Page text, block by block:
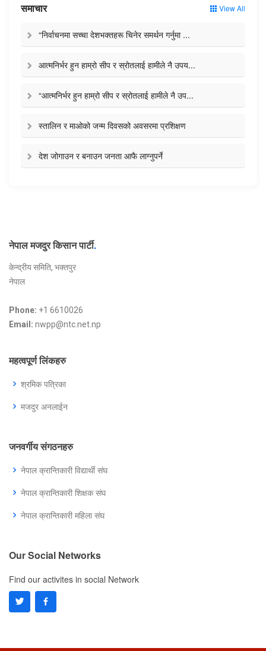
समाचार View All
“निर्वाचनमा सच्चा देशभक्तहरू चिनेर समर्थन गर्नुमा ...
आत्मनिर्भर हुन हाम्रो सीप र स्रोतलाई हामीले नै उपय...
“आत्मनिर्भर हुन हाम्रो सीप र स्रोतलाई हामीले नै उप...
स्तालिन र माओको जन्म दिवसको अवसरमा प्रशिक्षण
देश जोगाउन र बनाउन जनता आफै लाग्नुपर्ने
नेपाल मजदुर किसान पार्टी.
केन्द्रीय समिति, भक्तपुर
नेपाल
Phone: +1 6610026
Email: nwpp@ntc.net.np
महत्वपूर्ण लिंकहरु
श्रमिक पत्रिका
मजदुर अनलाईन
जनवर्गीय संगठनहरु
नेपाल क्रान्तिकारी विद्यार्थी संघ
नेपाल क्रान्तिकारी शिक्षक संघ
नेपाल क्रान्तिकारी महिला संघ
Our Social Networks
Find our activites in social Network